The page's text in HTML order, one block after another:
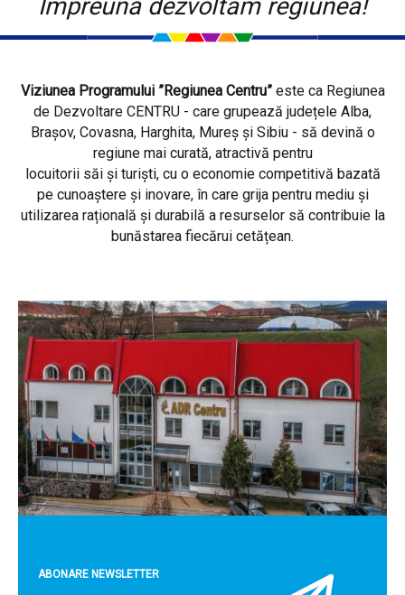
Împreună dezvoltăm regiunea!
Viziunea Programului ”Regiunea Centru”este ca Regiunea
de Dezvoltare CENTRU - care grupează județele Alba,
Brașov, Covasna, Harghita, Mureș și Sibiu - să devină o
regiune mai curată, atractivă pentru
locuitorii săi și turiști, cu o economie competitivă bazată
pe cunoaștere și inovare, în care grija pentru mediu și
utilizarea rațională și durabilă a resurselor să contribuie la
bunăstarea fiecărui cetățean.
ABONARE NEWSLETTER